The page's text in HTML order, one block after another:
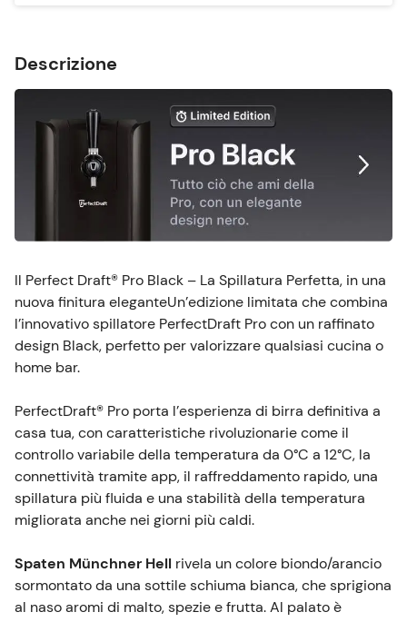
Descrizione
Il Perfect Draft® Pro Black – La Spillatura Perfetta, in una
nuova finitura eleganteUn’edizione limitata che combina
l’innovativo spillatore PerfectDraft Pro con un raffinato
design Black, perfetto per valorizzare qualsiasi cucina o
home bar.
PerfectDraft® Pro porta l’esperienza di birra definitiva a
casa tua, con caratteristiche rivoluzionarie come il
controllo variabile della temperatura da 0°C a 12°C, la
connettività tramite app, il raffreddamento rapido, una
spillatura più fluida e una stabilità della temperatura
migliorata anche nei giorni più caldi.
Spaten Münchner Hell rivela un colore biondo/arancio
sormontato da una sottile schiuma bianca, che sprigiona
al naso aromi di malto, spezie e frutta. Al palato è